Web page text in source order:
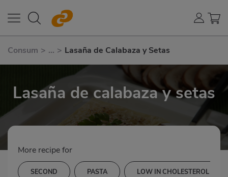
Consum > ... > Lasaña de Calabaza y Setas
Lasaña de calabaza y setas
More recipe for
SECOND PASTA LOW IN CHOLESTEROL